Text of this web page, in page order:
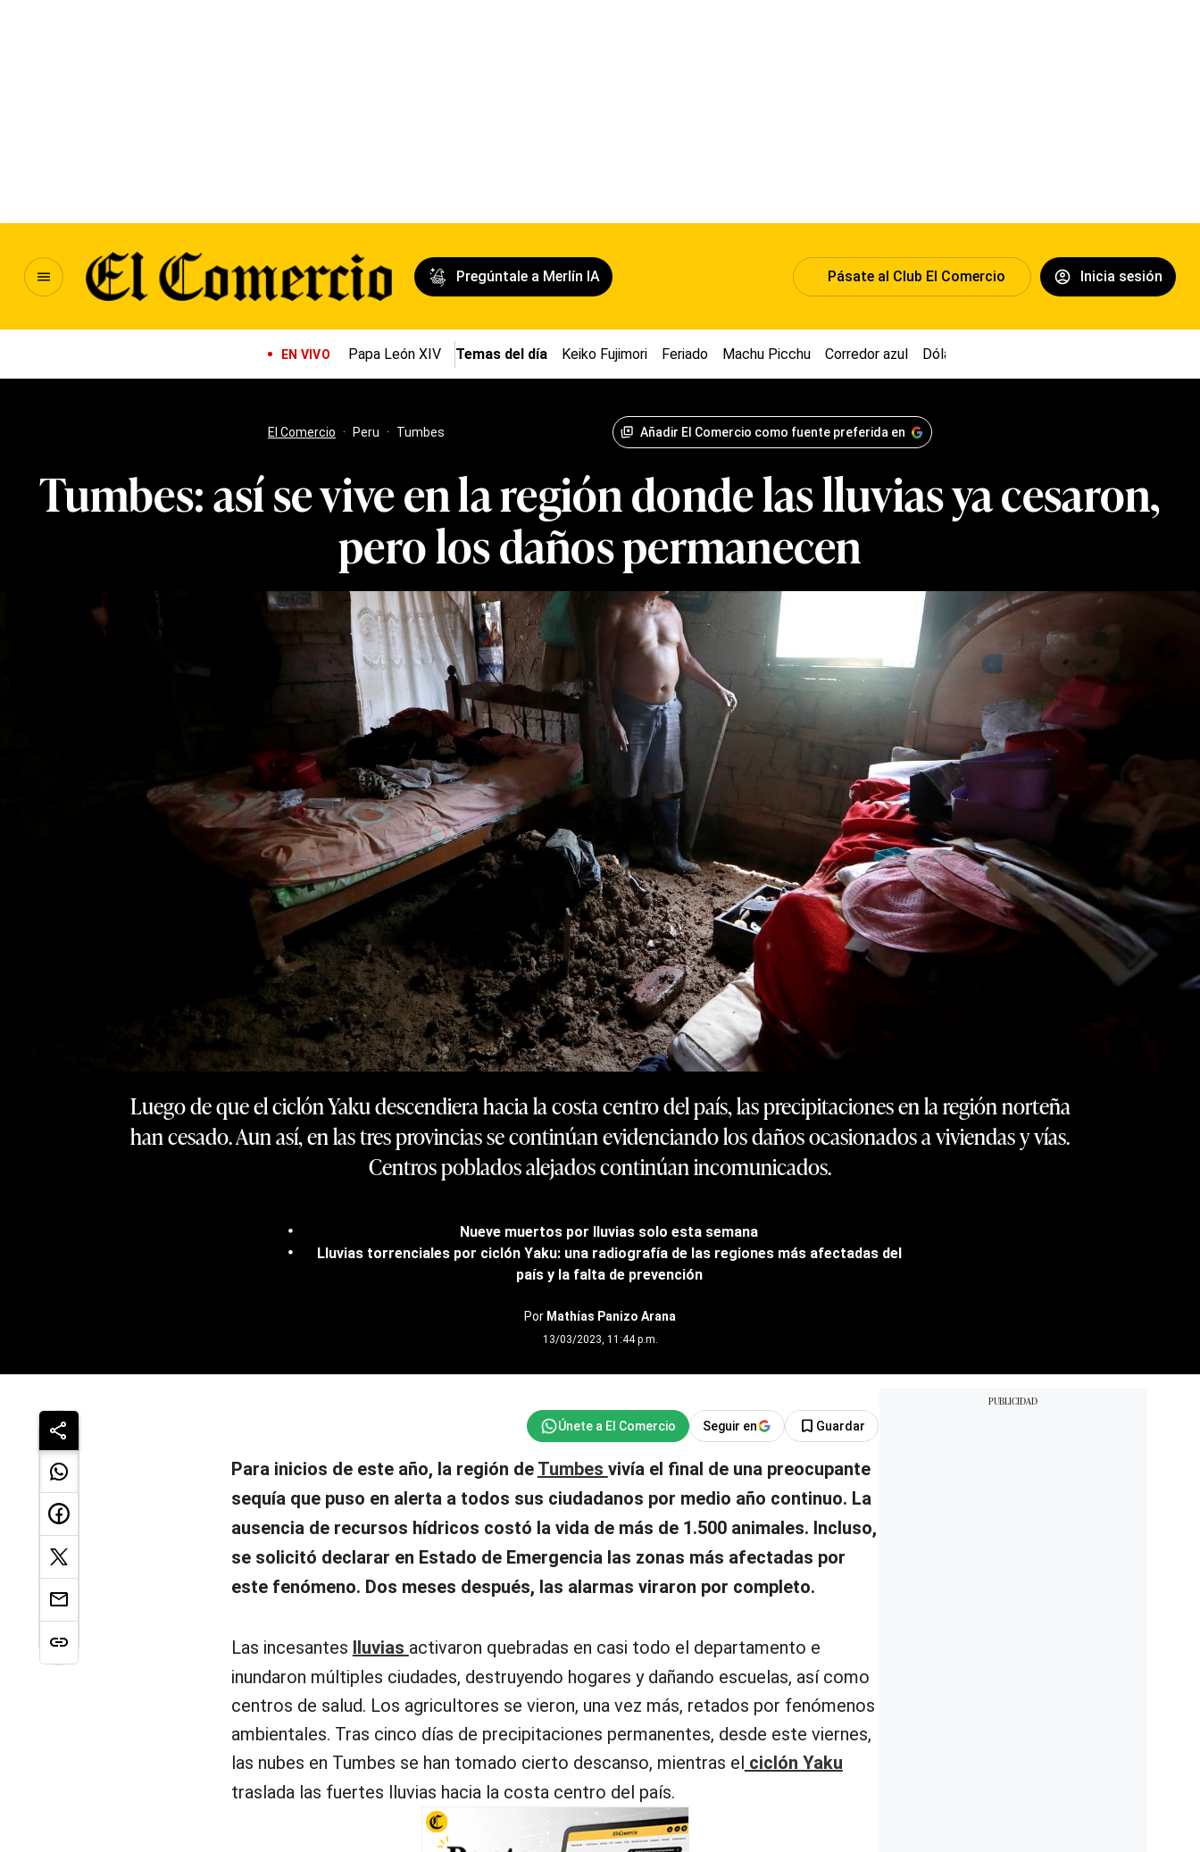
Pregúntale a Merlín IA Pásate al Club El Comercio Inicia sesión
EN VIVO Papa León XIV Temas del día Keiko Fujimori Feriado Machu Picchu Corredor azul Dólar
El Comercio · Peru · Tumbes Añadir El Comercio como fuente preferida en
Tumbes: así se vive en la región donde las lluvias ya cesaron,
pero los daños permanecen
Luego de que el ciclón Yaku descendiera hacia la costa centro del país, las precipitaciones en la región norteña
han cesado. Aun así, en las tres provincias se continúan evidenciando los daños ocasionados a viviendas y vías.
Centros poblados alejados continúan incomunicados.
Nueve muertos por lluvias solo esta semana
Lluvias torrenciales por ciclón Yaku: una radiografía de las regiones más afectadas del
país y la falta de prevención
Por Mathías Panizo Arana
13/03/2023, 11:44 p.m.
Seguir en Guardar
Para inicios de este año, la región de Tumbes vivía el final de una preocupante
sequía que puso en alerta a todos sus ciudadanos por medio año continuo. La
ausencia de recursos hídricos costó la vida de más de 1.500 animales. Incluso,
se solicitó declarar en Estado de Emergencia las zonas más afectadas por
este fenómeno. Dos meses después, las alarmas viraron por completo.
Las incesantes lluvias activaron quebradas en casi todo el departamento e
inundaron múltiples ciudades, destruyendo hogares y dañando escuelas, así como
centros de salud. Los agricultores se vieron, una vez más, retados por fenómenos
ambientales. Tras cinco días de precipitaciones permanentes, desde este viernes,
las nubes en Tumbes se han tomado cierto descanso, mientras el ciclón Yaku
traslada las fuertes lluvias hacia la costa centro del país.